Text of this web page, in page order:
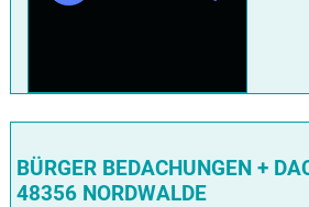
BÜRGER BEDACHUNGEN +
48356 NORDWALDE